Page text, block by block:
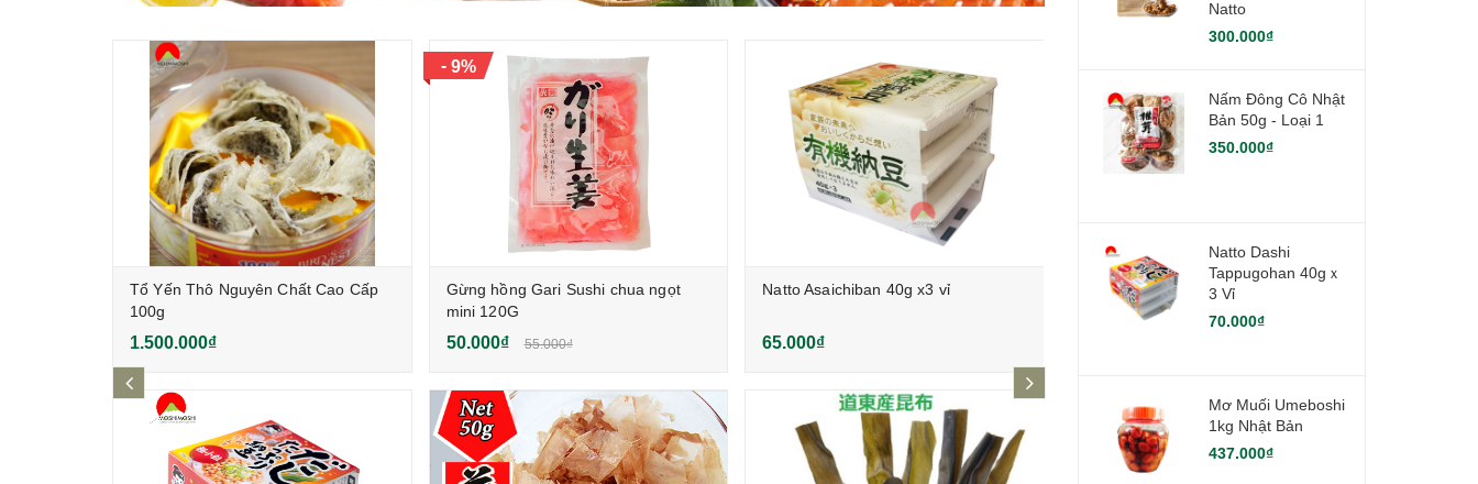
Tổ Yến Thô Nguyên Chất Cao Cấp
100g
1.500.000₫
-9%
Gừng hồng Gari Sushi chua ngọt
mini 120G
50.000₫ 55.000₫
Natto Asaichiban 40g x3 vỉ
65.000₫
Rong biển tẩm gia vị ăn liền Ajitsu
nori - Bịch 70 gói
Natto
300.000₫
Nấm Đông Cô Nhật
Bản 50g - Loại 1
350.000₫
Natto Dashi
Tappugohan 40gｘ
3 Vỉ
70.000₫
Mơ Muối Umeboshi
1kg Nhật Bản
437.000₫